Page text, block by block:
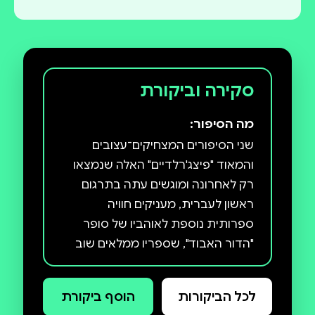
סקירה וביקורת
מה הסיפור:
שני הסיפורים המצחיקים־עצובים
והמאוד "פיצג'רלדיים" האלה שנמצאו
רק לאחרונה ומוגשים עתה בתרגום
ראשון לעברית, מעניקים חוויה
ספרותית נוספת לאוהביו של סופר
"הדור האבוד", שספריו ממלאים שוב
"שטר חוב" — סיפור סאטירי שכתב
פיצג'רלד ב־1920, בהיותו בן עשרים
לכל הביקורות הוסף ביקורת